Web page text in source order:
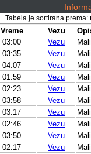
Tabela je sortirana prema:
Vreme Vezu
03:00 Vezu
03:35 Vezu
04:07 Vezu
01:59 Vezu
02:23 Vezu
03:58 Vezu
03:17 Vezu
02:46 Vezu
03:50 Vezu
02:17 Vezu